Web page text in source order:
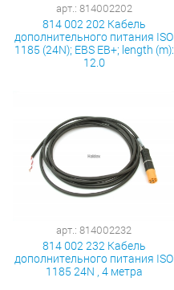
арт.: 814002202
814 002 202 Кабель
дополнительного питания ISO
1185 (24N); EBS EB+; length (m):
12.0
арт.: 814002232
814 002 232 Кабель
дополнительного питания ISO
1185 24N , 4 метра